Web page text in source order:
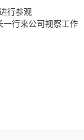
行参观
行来公司视察工作